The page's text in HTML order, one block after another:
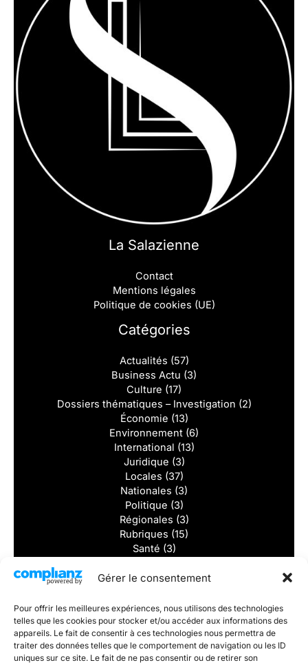
Gérer le consentement
Pour offrir les meilleures expériences, nous utilisons des technologies
telles que les cookies pour stocker et/ou accéder aux informations des
appareils. Le fait de consentir à ces technologies nous permettra de
traiter des données telles que le comportement de navigation ou les ID
uniques sur ce site. Le fait de ne pas consentir ou de retirer son
La Salazienne
Contact
Mentions légales
Politique de cookies (UE)
Catégories
Actualités (57)
Business Actu (3)
Culture (17)
Dossiers thématiques – Investigation (2)
Économie (13)
Environnement (6)
International (13)
Juridique (3)
Locales (37)
Nationales (3)
Politique (3)
Régionales (3)
Rubriques (15)
Santé (3)
Sports(8)
Vidéos (1)
Dernieres actualités
Divorcer sans se détruire : et si la vraie victoire était de